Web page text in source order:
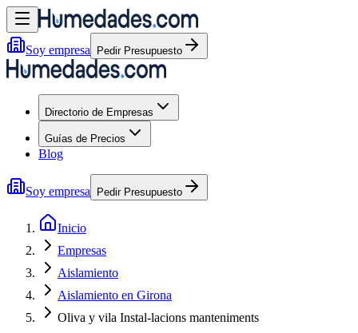
Soy empresa Pedir Presupuesto
Directorio de Empresas
Guías de Precios
Blog
Soy empresa Pedir Presupuesto
Inicio
Empresas
Aislamiento
Aislamiento en Girona
Oliva y vila Instal-lacions manteniments